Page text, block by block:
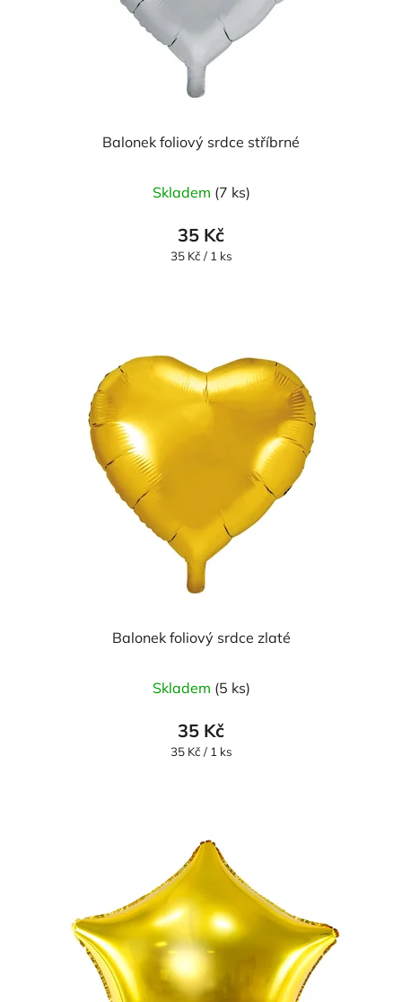
Balonek foliový srdce stříbrné
Skladem (7 ks)
35 Kč
Měrná
35 Kč / 1 ks
Balonek foliový srdce zlaté
Skladem (5 ks)
35 Kč
Měrná
35 Kč / 1 ks